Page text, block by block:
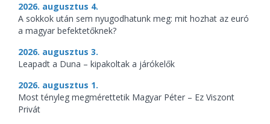
2026. augusztus 4.
A sokkok után sem nyugodhatunk meg: mit hozhat az euró
a magyar befektetőknek?
2026. augusztus 3.
Leapadt a Duna – kipakoltak a járókelők
2026. augusztus 1.
Most tényleg megmérettetik Magyar Péter – Ez Viszont
Privát